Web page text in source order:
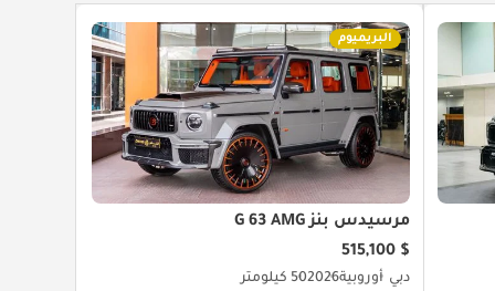
البريميوم
مرسيدس بنز G 63 AMG
$ 515,100
دبي أوروبية202650 كيلومتر